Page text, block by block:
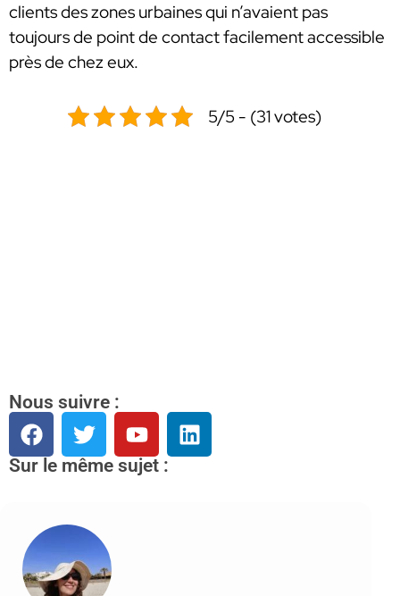
clients des zones urbaines qui n’avaient pas
toujours de point de contact facilement accessible
près de chez eux.
5/5 - (31 votes)
Nous suivre :
Sur le même sujet :